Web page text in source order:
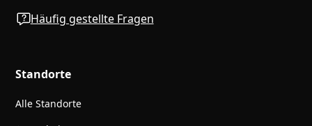
Häufig gestellte Fragen
Standorte
Alle Standorte